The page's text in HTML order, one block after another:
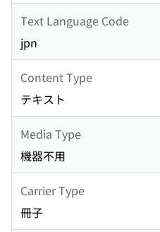
Text Language Code
jpn
Content Type
テキスト
Media Type
機器不用
Carrier Type
冊子